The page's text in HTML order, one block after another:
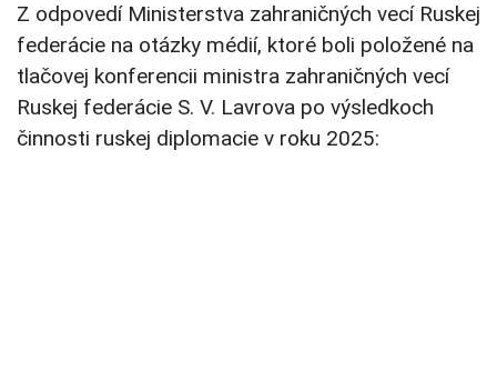
Z odpovedí Ministerstva zahraničných vecí Ruskej
federácie na otázky médií, ktoré boli položené na
tlačovej konferencii ministra zahraničných vecí
Ruskej federácie S. V. Lavrova po výsledkoch
činnosti ruskej diplomacie v roku 2025: